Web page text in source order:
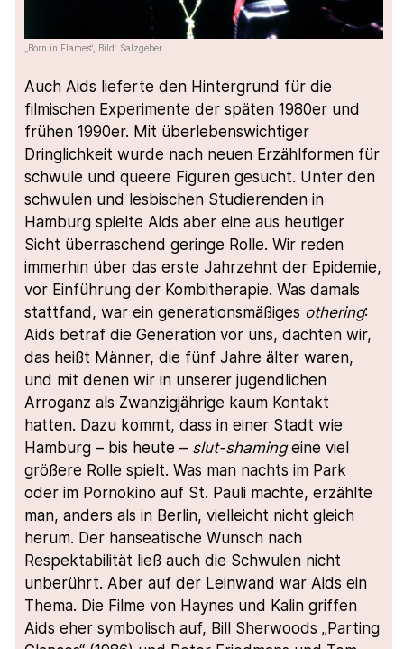
„Born in Flames“, Bild: Salzgeber
Auch Aids lieferte den Hintergrund für die
filmischen Experimente der späten 1980er und
frühen 1990er. Mit überlebenswichtiger
Dringlichkeit wurde nach neuen Erzählformen für
schwule und queere Figuren gesucht. Unter den
schwulen und lesbischen Studierenden in
Hamburg spielte Aids aber eine aus heutiger
Sicht überraschend geringe Rolle. Wir reden
immerhin über das erste Jahrzehnt der Epidemie,
vor Einführung der Kombitherapie. Was damals
stattfand, war ein generationsmäßiges othering:
Aids betraf die Generation vor uns, dachten wir,
das heißt Männer, die fünf Jahre älter waren,
und mit denen wir in unserer jugendlichen
Arroganz als Zwanzigjährige kaum Kontakt
hatten. Dazu kommt, dass in einer Stadt wie
Hamburg – bis heute – slut-shamingeine viel
größere Rolle spielt. Was man nachts im Park
oder im Pornokino auf St. Pauli machte, erzählte
man, anders als in Berlin, vielleicht nicht gleich
herum. Der hanseatische Wunsch nach
Respektabilität ließ auch die Schwulen nicht
unberührt. Aber auf der Leinwand war Aids ein
Thema. Die Filme von Haynes und Kalin griffen
Aids eher symbolisch auf, Bill Sherwoods „Parting